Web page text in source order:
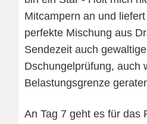
Mitcampern an und
perfekte Mischung aus
Sendezeit auch
Dschungelprüfung, auch
Belastungsgrenze
An Tag 7 geht es für das